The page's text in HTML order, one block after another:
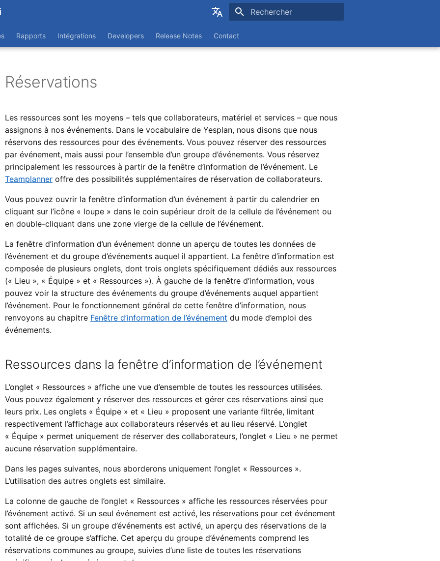
English
Rapports Intégrations Developers Release Notes Contact
Réservations
Les ressources sont les moyens – tels que collaborateurs, matériel et services – que nous
assignons à nos événements. Dans le vocabulaire de Yesplan, nous disons que nous
réservons des ressources pour des événements. Vous pouvez réserver des ressources
par événement, mais aussi pour l’ensemble d’un groupe d’événements. Vous réservez
principalement les ressources à partir de la fenêtre d’information de l’événement. Le
Teamplanner offre des possibilités supplémentaires de réservation de collaborateurs.
Vous pouvez ouvrir la fenêtre d’information d’un événement à partir du calendrier en
cliquant sur l’icône « loupe » dans le coin supérieur droit de la cellule de l’événement ou
en double-cliquant dans une zone vierge de la cellule de l’événement.
La fenêtre d’information d’un événement donne un aperçu de toutes les données de
l’événement et du groupe d’événements auquel il appartient. La fenêtre d’information est
composée de plusieurs onglets, dont trois onglets spécifiquement dédiés aux ressources
(« Lieu », « Équipe » et « Ressources »). À gauche de la fenêtre d’information, vous
pouvez voir la structure des événements du groupe d’événements auquel appartient
l’événement. Pour le fonctionnement général de cette fenêtre d’information, nous
renvoyons au chapitre Fenêtre d’information de l’événement du mode d’emploi des
événements.
Ressources dans la fenêtre d’information de l’événement
L’onglet « Ressources » affiche une vue d’ensemble de toutes les ressources utilisées.
Vous pouvez également y réserver des ressources et gérer ces réservations ainsi que
leurs prix. Les onglets « Équipe » et « Lieu » proposent une variante filtrée, limitant
respectivement l’affichage aux collaborateurs réservés et au lieu réservé. L’onglet
« Équipe » permet uniquement de réserver des collaborateurs, l’onglet « Lieu » ne permet
aucune réservation supplémentaire.
Dans les pages suivantes, nous aborderons uniquement l’onglet « Ressources ».
L’utilisation des autres onglets est similaire.
La colonne de gauche de l’onglet « Ressources » affiche les ressources réservées pour
l’événement activé. Si un seul événement est activé, les réservations pour cet événement
sont affichées. Si un groupe d’événements est activé, un aperçu des réservations de la
totalité de ce groupe s’affiche. Cet aperçu du groupe d’événements comprend les
réservations communes au groupe, suivies d’une liste de toutes les réservations